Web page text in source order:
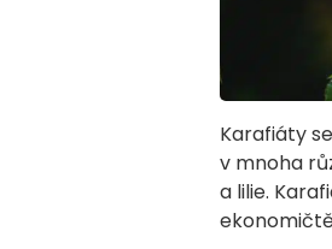
Karafiáty
v mnoha
a lilie.